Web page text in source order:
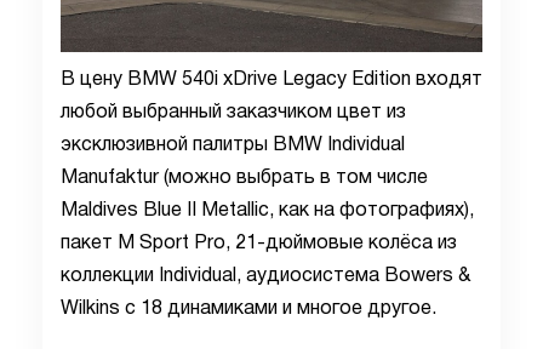
В цену BMW 540i xDrive Legacy Edition входят
любой выбранный заказчиком цвет из
эксклюзивной палитры BMW Individual
Manufaktur (можно выбрать в том числе
Maldives Blue II Metallic, как на фотографиях),
пакет M Sport Pro, 21-дюймовые колёса из
коллекции Individual, аудиосистема Bowers &
Wilkins с 18 динамиками и многое другое.